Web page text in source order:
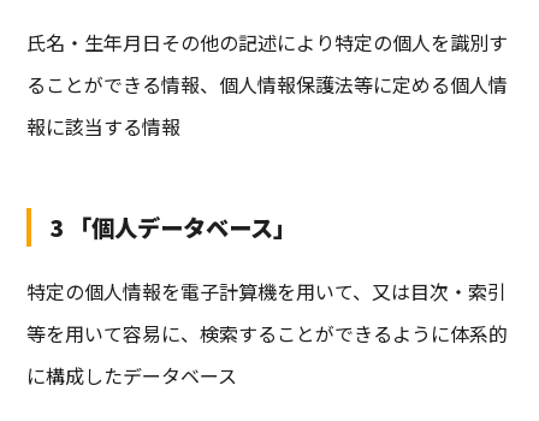
氏名・生年月日その他の記述により特定の個人を識別す
ることができる情報、個人情報保護法等に定める個人情
報に該当する情報
3 「個人データベース」
特定の個人情報を電子計算機を用いて、又は目次・索引
等を用いて容易に、検索することができるように体系的
に構成したデータベース